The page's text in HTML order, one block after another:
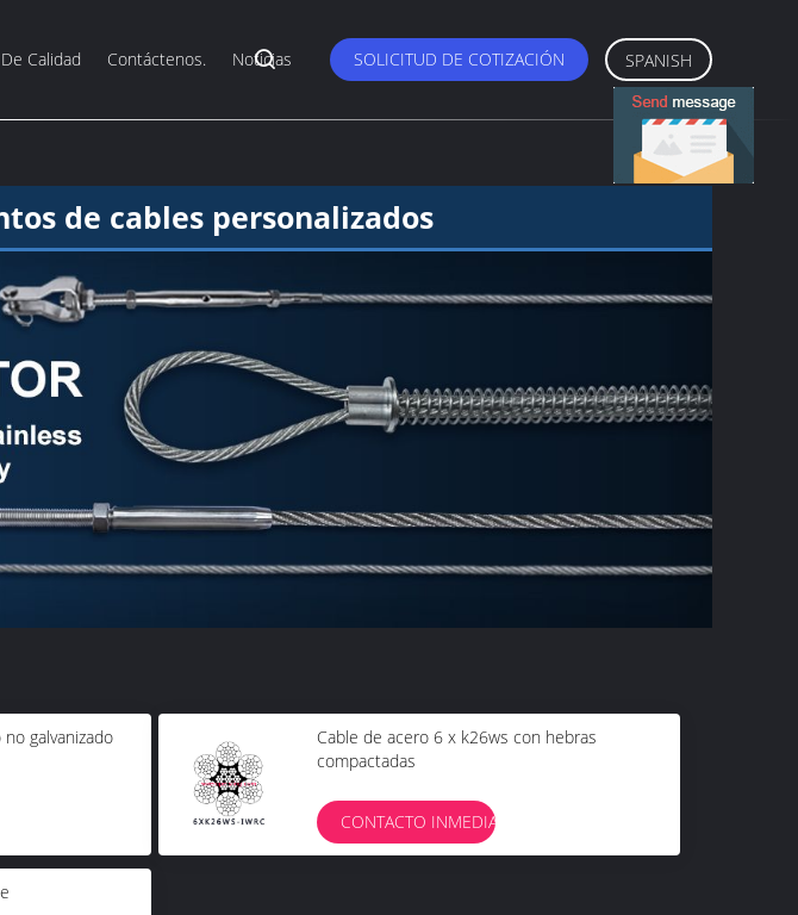
Calidad Contáctenos. Noticias SOLICITUD DE COTIZACIÓN SPANISH
de cables personalizados
galvanizado
Cable de acero 6 x k26ws con hebras
compactadas
CONTACTO INMEDIATO